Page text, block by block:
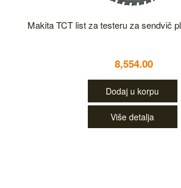
Makita TCT list za testeru za sendvič
8,554.00
Dodaj u korpu
Više detalja